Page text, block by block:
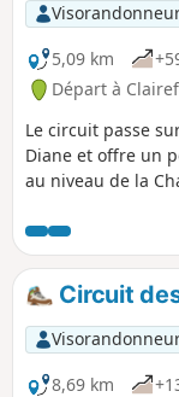
5,09 km
Départ à
Le circuit passe
Diane et offre un
au niveau de la
Circuit
8,69 km